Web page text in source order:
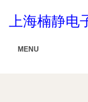
上海楠静电
MENU